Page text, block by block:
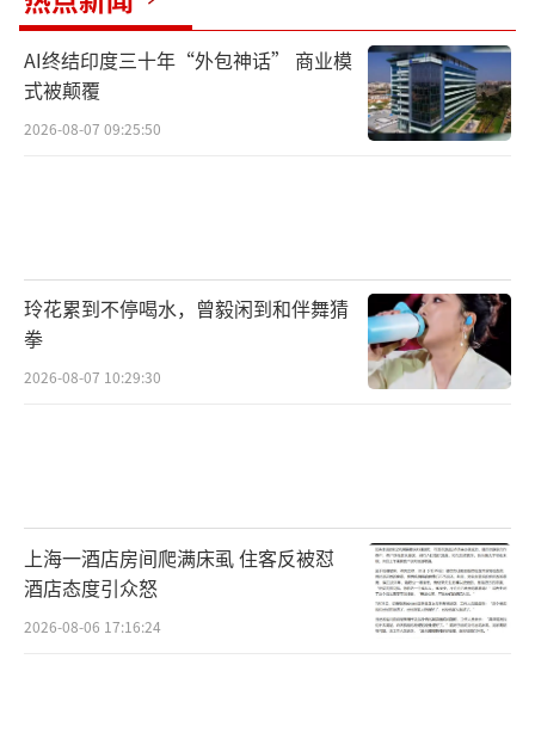
AI终结印度三十年“外包神话” 商业模
式被颠覆
2026-08-07 09:25:50
玲花累到不停喝水，曾毅闲到和伴舞猜
拳
2026-08-07 10:29:30
上海一酒店房间爬满床虱 住客反被怼
酒店态度引众怒
2026-08-06 17:16:24